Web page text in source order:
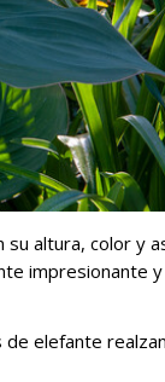
su altura, color y
impresionante y
de elefante